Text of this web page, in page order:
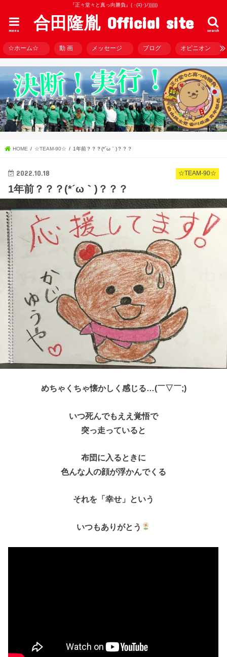
『正々堂々と真っ向勝負』( ･(ｴ)･)ﾉ))))))
合田隆胤 Official site search
menu
☆ホーム☆ 動 画 メッセージ ブログ オピニオン
HOME ☆TEAM-90☆ 1年前？？？(*´ω｀)？？？
☆TEAM-90☆
2022.10.18
1年前？？？(*´ω｀)？？？
めちゃくちゃ懐かしく感じる…(￣▽￣;)
いつ死んでもええ覚悟で
突っ走っていると
布団に入るときに
色んな人の顔が浮かんでくる
それを「幸せ」という
いつもありがとう